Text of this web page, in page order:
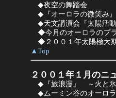
◆夜空の舞踏会
◆『オーロラの微笑み
◆天文講演会『太陽活
◆今月のオーロラのプ
◆２００１年太陽極大
▲Top
２００１年１月のニ
◆『旅浪漫』 ～火と氷
◆ムーミン谷のオーロ